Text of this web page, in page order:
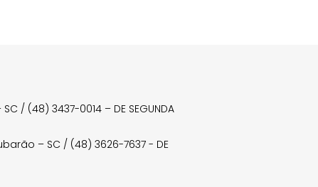
/ (48) 3437-0014 – DE SEGUNDA
– SC / (48) 3626-7637 - DE